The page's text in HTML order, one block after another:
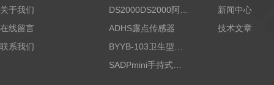
关于我们
在线留言
联系我们
ADHS露点传感器
新闻中心
技术文章